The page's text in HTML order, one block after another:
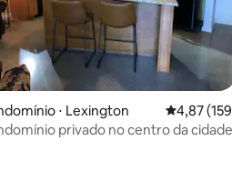
média de 5, 185 avaliações
⋅ Lexington 4,87 de
4,87
privado no centro da cidade